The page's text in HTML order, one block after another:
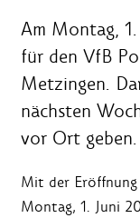
Am Montag,
für den VfB
Metzingen.
nächsten
vor Ort geben.
Mit der Eröffnung
Montag, 1. Juni